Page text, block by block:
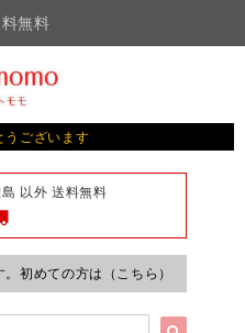
無料
うございます
以外 送料無料
初めての方は（こちら）